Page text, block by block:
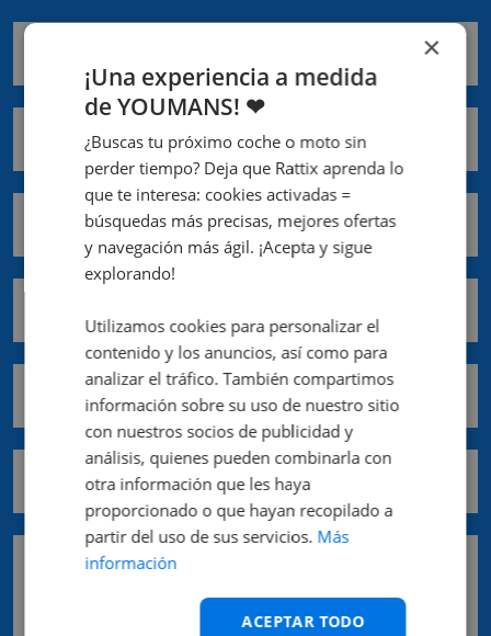
Apellidos *
Email *
Comunidad *
Provincia *
×
¡Una experiencia a medida
de YOUMANS! ❤
¿Buscas tu próximo coche o moto sin
perder tiempo? Deja que Rattix aprenda lo
que te interesa: cookies activadas =
búsquedas más precisas, mejores ofertas
y navegación más ágil. ¡Acepta y sigue
explorando!
Utilizamos cookies para personalizar el
contenido y los anuncios, así como para
analizar el tráfico. También compartimos
información sobre su uso de nuestro sitio
con nuestros socios de publicidad y
análisis, quienes pueden combinarla con
otra información que les haya
proporcionado o que hayan recopilado a
partir del uso de sus servicios. Más
información
ACEPTAR TODO